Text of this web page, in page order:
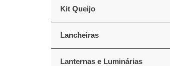
Kit Queijo
Lancheiras
Lanternas e Luminárias